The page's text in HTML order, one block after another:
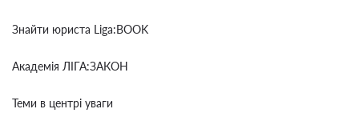
Знайти юриста Liga:BOOK
Академія ЛІГА:ЗАКОН
Теми в центрі уваги